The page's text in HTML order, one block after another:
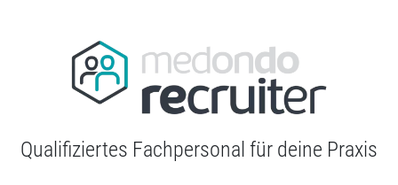
Qualifiziertes Fachpersonal für deine Praxis